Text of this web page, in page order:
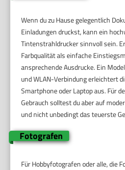
Wenn du zu Hause gelegentlich
Einladungen druckst, kann ein
Tintenstrahldrucker sinnvoll sein.
Farbqualität als einfache
ansprechende Ausdrucke. Ein
und WLAN-Verbindung erleichtert
Smartphone oder Laptop aus. Für
Gebrauch solltest du aber auf
und nicht unbedingt das teuerste
Fotografen
Für Hobbyfotografen oder alle, die